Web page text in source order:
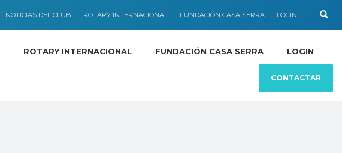
NOTICIAS DEL CLUB ROTARY INTERNACIONAL FUNDACIÓN CASA SERRA LOGIN
ROTARY INTERNACIONAL FUNDACIÓN CASA SERRA LOGIN
CONTACTAR